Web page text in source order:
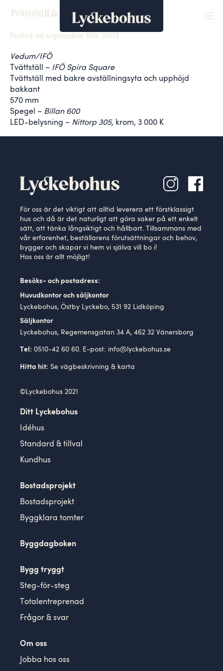
Tvättställ & spegel – WC/D
Posted on september 9th, 2021
Vedum/IFÖ
Tvättställ – IFÖ Spira Square
Tvättställ med bakre avställningsyta och upphöjd
bakkant
570 mm
Spegel – Billan 600
LED-belysning – Nittorp 305, krom, 3 000 K
För oss är det viktigt att alltid leverera ett förstklassigt
hus och då är det naturligt att göra saker på ett enkelt
sätt, att tänka långsiktigt och hållbart. Tillsammans med
vår erfarenhet, beställarens förutsättningar och behov,
bygger och skapar vi hem vi själva vill bo i!
Hos oss är allt möjligt!
Besöks- och postadress:
Huvudkontor och säljkontor
Lyckebohus, Östby Lyckebo, 531 92 Lidköping
Säljkontor
Lyckebohus, Regemensgatan 34 A, 462 32 Vänersborg
Tel: 0510-42 60 60. E-post: info@lyckebohus.se
Hitta hit: Se vägbeskrivning & karta
©Lyckebohus 2021
Ditt Lyckebohus
Idéhus
Standard & tillval
Kundhus
Bostadsprojekt
Bostadsprojekt
Byggklara tomter
Byggdagboken
Bygg tryggt
Steg-för-steg
Totalentreprenad
Frågor & svar
Om oss
Jobba hos oss